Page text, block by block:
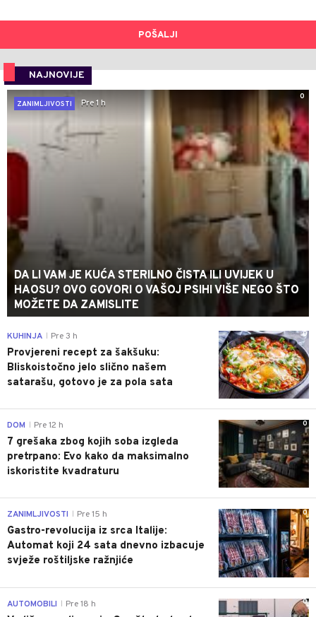
POŠALJI
NAJNOVIJE
0
ZANIMLJIVOSTI
Pre 1 h
DA LI VAM JE KUĆA STERILNO ČISTA ILI UVIJEK U
HAOSU? OVO GOVORI O VAŠOJ PSIHI VIŠE NEGO ŠTO
MOŽETE DA ZAMISLITE
0
KUHINJA Pre 3 h
Provjereni recept za šakšuku:
Bliskoistočno jelo slično našem
satarašu, gotovo je za pola sata
0
DOM Pre 12 h
7 grešaka zbog kojih soba izgleda
pretrpano: Evo kako da maksimalno
iskoristite kvadraturu
0
ZANIMLJIVOSTI Pre 15 h
Gastro-revolucija iz srca Italije:
Automat koji 24 sata dnevno izbacuje
svježe roštiljske ražnjiće
0
AUTOMOBILI Pre 18 h